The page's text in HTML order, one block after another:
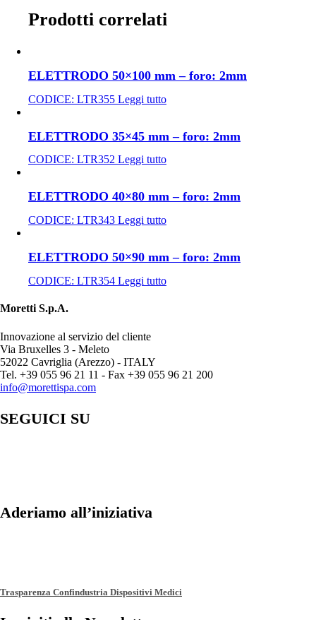
Prodotti correlati
ELETTRODO 50×100 mm – foro: 2mm
CODICE: LTR355 Leggi tutto
ELETTRODO 35×45 mm – foro: 2mm
CODICE: LTR352 Leggi tutto
ELETTRODO 40×80 mm – foro: 2mm
CODICE: LTR343 Leggi tutto
ELETTRODO 50×90 mm – foro: 2mm
CODICE: LTR354 Leggi tutto
Moretti S.p.A.
Innovazione al servizio del cliente
Via Bruxelles 3 - Meleto
52022 Cavriglia (Arezzo) - ITALY
Tel. +39 055 96 21 11 - Fax +39 055 96 21 200
info@morettispa.com
SEGUICI SU
Aderiamo all’iniziativa
Trasparenza Confindustria Dispositivi Medici